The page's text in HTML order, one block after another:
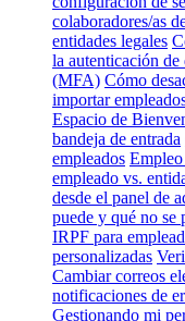
colaboradores/as
entidades legales
la autenticación de
(MFA) Cómo
importar
Espacio de
bandeja de entrada
empleados
empleado vs.
desde el panel de
puede y qué no se
IRPF para
personalizadas
Cambiar correos
notificaciones de
Gestionando mi